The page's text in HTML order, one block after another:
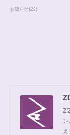
お知らせ(22)